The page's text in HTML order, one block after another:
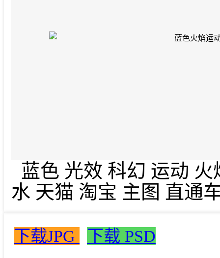
蓝色 光效 科幻 运动
水 天猫 淘宝 主图 直通
下载JPG 下载 PSD